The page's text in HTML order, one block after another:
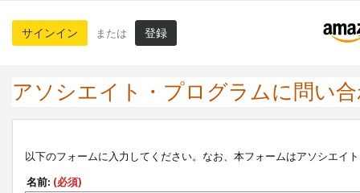
サインイン または 登録
アソシエイト・プログラムに問い
以下のフォームに入力してください。なお、本フォームはアソシエイ
名前: (必須)